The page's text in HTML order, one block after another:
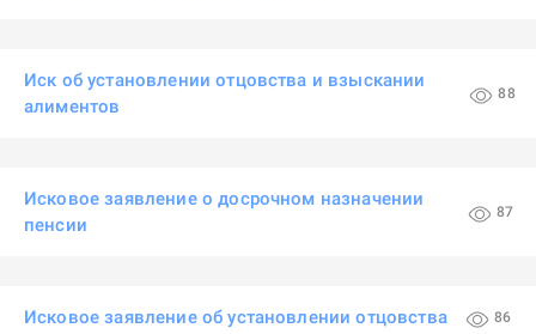
Иск об установлении отцовства и взыскании
алиментов
88
Исковое заявление о досрочном назначении
пенсии
87
Исковое заявление об установлении отцовства 86